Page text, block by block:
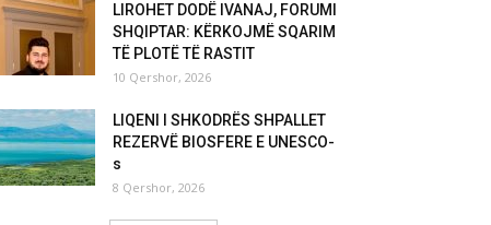
LIROHET DODË IVANAJ, FORUMI
SHQIPTAR: KËRKOJMË SQARIM
TË PLOTË TË RASTIT
10 Qershor, 2026
LIQENI I SHKODRËS SHPALLET
REZERVË BIOSFERE E UNESCO-
s
8 Qershor, 2026